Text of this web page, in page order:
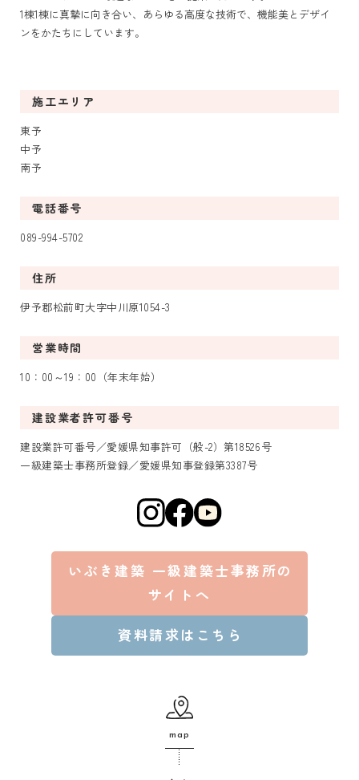
1棟1棟に真摯に向き合い、あらゆる高度な技術で、機能美とデザイ
ンをかたちにしています。
施工エリア
東予
中予
南予
電話番号
089-994-5702
住所
伊予郡松前町大字中川原1054-3
営業時間
10：00～19：00（年末年始）
建設業者許可番号
建設業許可番号／愛媛県知事許可（般-2）第18526号
一級建築士事務所登録／愛媛県知事登録第3387号
いぶき建築 一級建築士事務所の
サイトへ
資料請求はこちら
map